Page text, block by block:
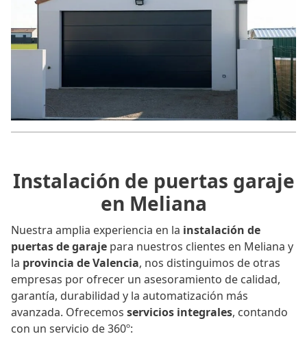
Instalación de puertas garaje
en Meliana
Nuestra amplia experiencia en la instalación de
puertas de garaje para nuestros clientes en Meliana y
la provincia de Valencia, nos distinguimos de otras
empresas por ofrecer un asesoramiento de calidad,
garantía, durabilidad y la automatización más
avanzada. Ofrecemos servicios integrales, contando
con un servicio de 360º: